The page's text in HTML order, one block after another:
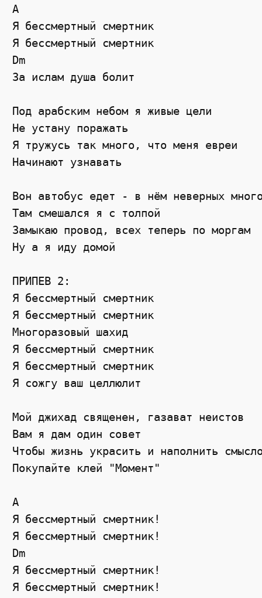
A
Я бессмертный смертник
Я бессмертный смертник
Dm
За ислам душа болит
Под арабским небом я живые цели
Не устану поражать
Я тружусь так много, что меня евреи
Начинают узнавать
Вон автобус едет - в нём неверных
Там смешался я с толпой
Замыкаю провод, всех теперь по моргам
Ну а я иду домой
ПРИПЕВ 2:
Я бессмертный смертник
Я бессмертный смертник
Многоразовый шахид
Я бессмертный смертник
Я бессмертный смертник
Я сожгу ваш целлюлит
Мой джихад священен, газават неистов
Вам я дам один совет
Чтобы жизнь украсить и наполнить
Покупайте клей "Момент"
A
Я бессмертный смертник!
Я бессмертный смертник!
Dm
Я бессмертный смертник!
Я бессмертный смертник!